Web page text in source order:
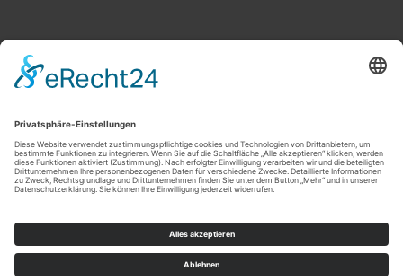
Internistischer Notfall
Krampfanfall